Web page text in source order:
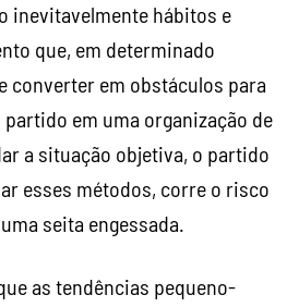
inevitavelmente hábitos e
que, em determinado
converter em obstáculos para
em uma organização de
a situação objetiva, o partido
esses métodos, corre o risco
seita engessada.
as tendências pequeno-